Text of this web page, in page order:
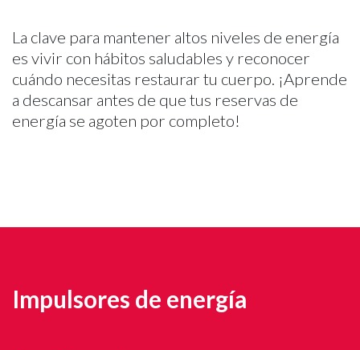
La clave para mantener altos niveles de energía
es vivir con hábitos saludables y reconocer
cuándo necesitas restaurar tu cuerpo. ¡Aprende
a descansar antes de que tus reservas de
energía se agoten por completo!
Impulsores de energía